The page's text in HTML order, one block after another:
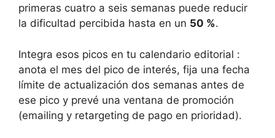
primeras cuatro a seis semanas puede reducir
la dificultad percibida hasta en un 50 %.
Integra esos picos en tu calendario editorial :
anota el mes del pico de interés, fija una fecha
límite de actualización dos semanas antes de
ese pico y prevé una ventana de promoción
(emailing y retargeting de pago en prioridad).